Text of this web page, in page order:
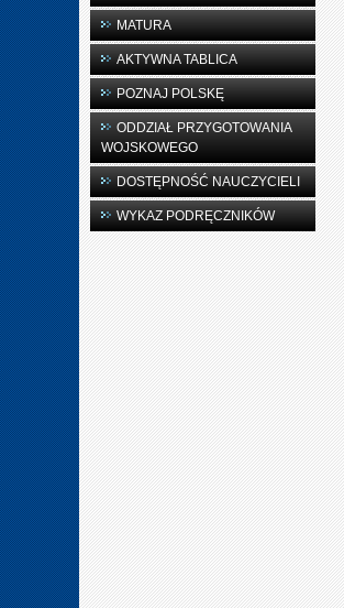
MATURA
AKTYWNA TABLICA
POZNAJ POLSKĘ
ODDZIAŁ PRZYGOTOWANIA
WOJSKOWEGO
DOSTĘPNOŚĆ NAUCZYCIELI
WYKAZ PODRĘCZNIKÓW